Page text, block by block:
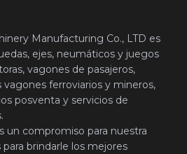
Manufacturing Co., LTD es
ejes, neumáticos y juegos
vagones de pasajeros,
ferroviarios y mineros,
posventa y servicios de
un compromiso para nuestra
brindarle los mejores